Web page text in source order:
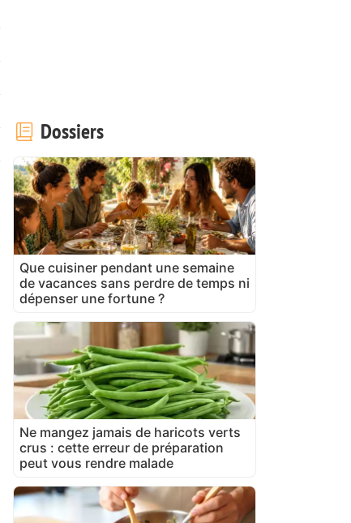
Dossiers
Que cuisiner pendant une semaine
de vacances sans perdre de temps ni
dépenser une fortune ?
Ne mangez jamais de haricots verts
crus : cette erreur de préparation
peut vous rendre malade